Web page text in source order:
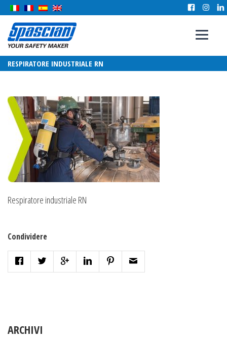
RESPIRATORE INDUSTRIALE RN
Respiratore industriale RN
Condividere
ARCHIVI